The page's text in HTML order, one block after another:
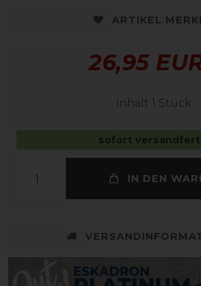
ARTIKEL
26,95
Inhalt 1 Stück
sofort
IN DEN